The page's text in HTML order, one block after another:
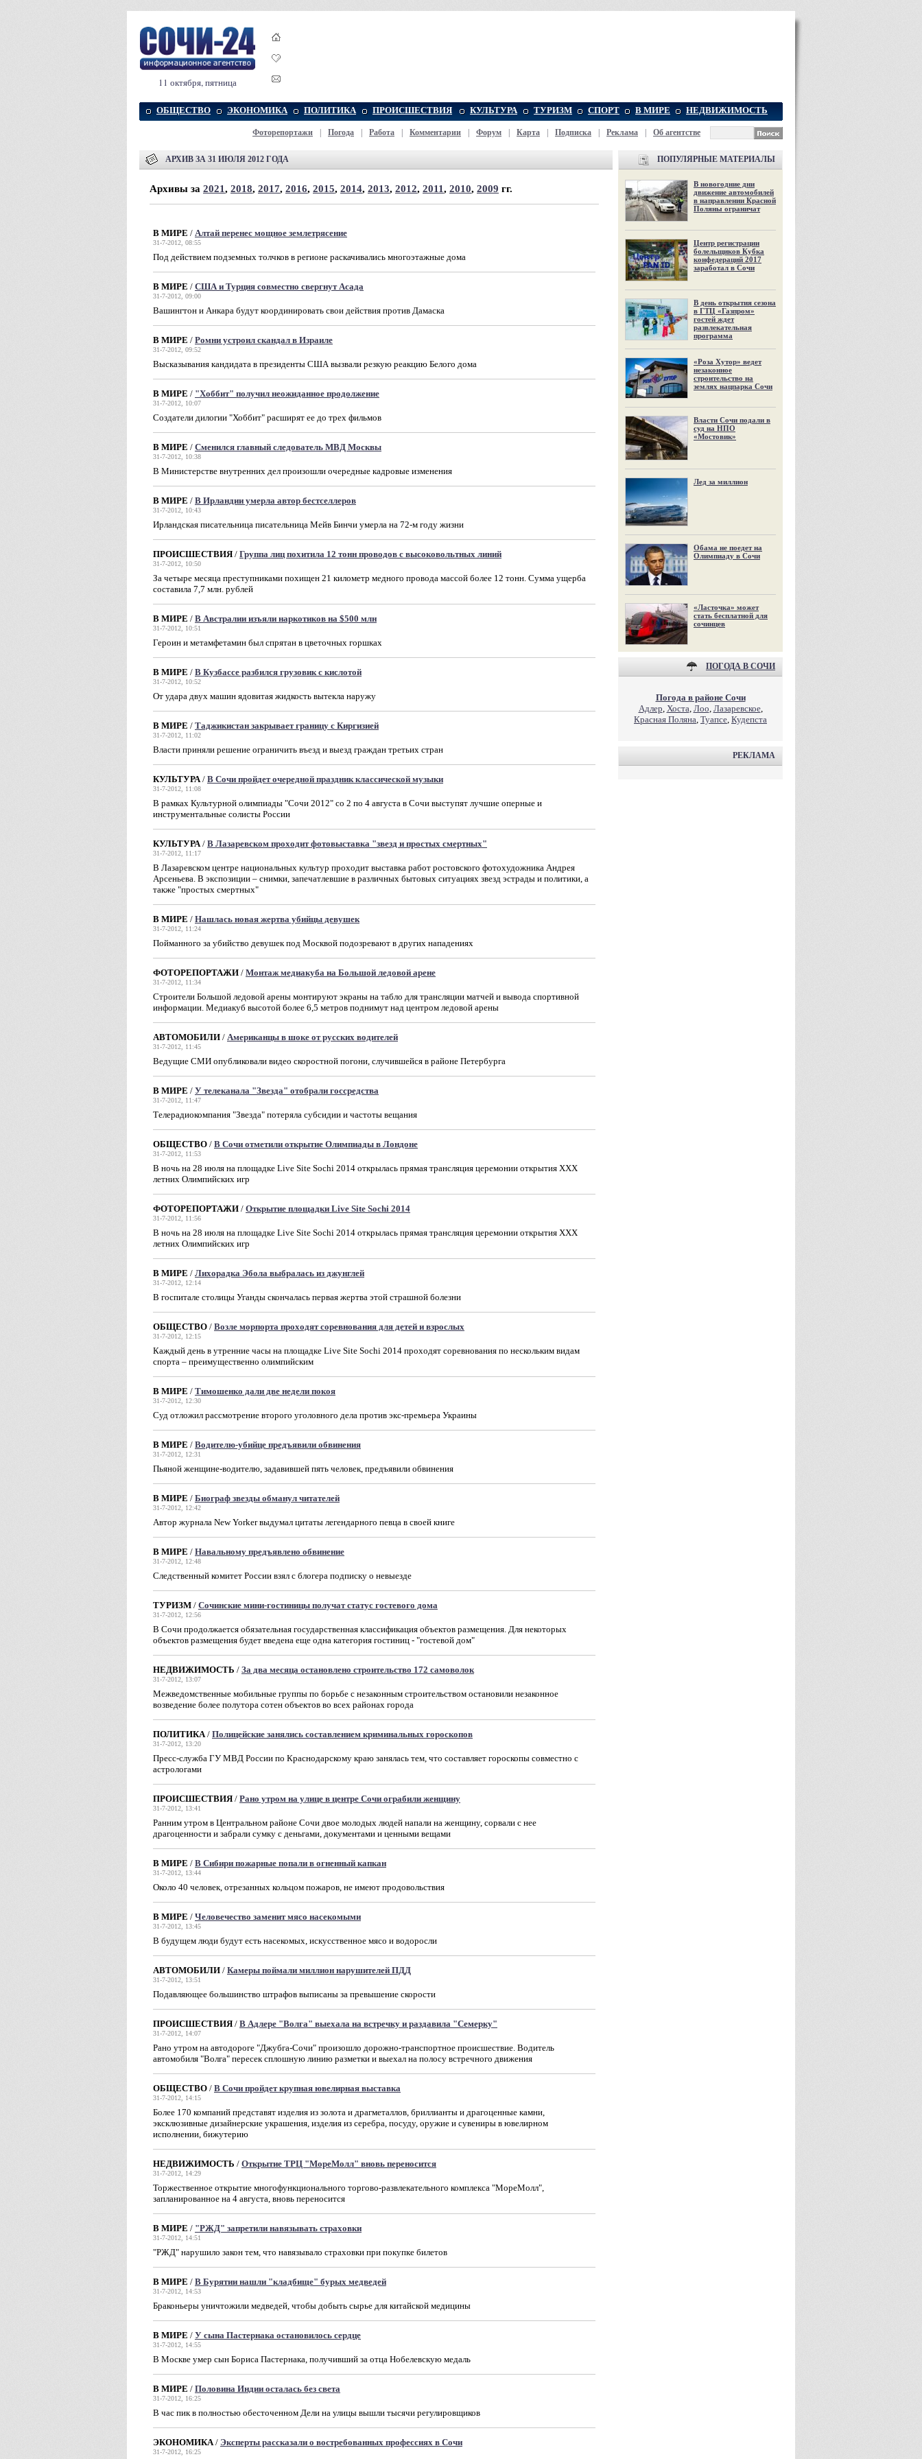
11 октября, пятница
ОБЩЕСТВО ЭКОНОМИКА ПОЛИТИКА ПРОИСШЕСТВИЯ КУЛЬТУРА ТУРИЗМ СПОРТ В МИРЕ НЕДВИЖИМОСТЬ
Фоторепортажи Погода Работа Комментарии Форум Карта Подписка Реклама Об агентстве
АРХИВ ЗА 31 ИЮЛЯ 2012 ГОДА
Архивы за 2021, 2018, 2017, 2016, 2015, 2014, 2013, 2012, 2011, 2010, 2009 гг.
В МИРЕ / Алтай перенес мощное землетрясение
31-7-2012, 08:55
Под действием подземных толчков в регионе раскачивались многоэтажные дома
В МИРЕ / США и Турция совместно свергнут Асада
31-7-2012, 09:00
Вашингтон и Анкара будут координировать свои действия против Дамаска
В МИРЕ / Ромни устроил скандал в Израиле
31-7-2012, 09:52
Высказывания кандидата в президенты США вызвали резкую реакцию Белого дома
В МИРЕ / "Хоббит" получил неожиданное продолжение
31-7-2012, 10:07
Создатели дилогии "Хоббит" расширят ее до трех фильмов
В МИРЕ / Сменился главный следователь МВД Москвы
31-7-2012, 10:38
В Министерстве внутренних дел произошли очередные кадровые изменения
В МИРЕ / В Ирландии умерла автор бестселлеров
31-7-2012, 10:43
Ирландская писательница писательница Мейв Бинчи умерла на 72-м году жизни
ПРОИСШЕСТВИЯ / Группа лиц похитила 12 тонн проводов с высоковольтных линий
31-7-2012, 10:50
За четыре месяца преступниками похищен 21 километр медного провода массой более 12 тонн. Сумма ущерба
составила 7,7 млн. рублей
В МИРЕ / В Австралии изъяли наркотиков на $500 млн
31-7-2012, 10:51
Героин и метамфетамин был спрятан в цветочных горшках
В МИРЕ / В Кузбассе разбился грузовик с кислотой
31-7-2012, 10:52
От удара двух машин ядовитая жидкость вытекла наружу
В МИРЕ / Таджикистан закрывает границу с Киргизией
31-7-2012, 11:02
Власти приняли решение ограничить въезд и выезд граждан третьих стран
КУЛЬТУРА/ В Сочи пройдет очередной праздник классической музыки
31-7-2012, 11:08
В рамках Культурной олимпиады "Сочи 2012" со 2 по 4 августа в Сочи выступят лучшие оперные и
инструментальные солисты России
КУЛЬТУРА/ В Лазаревском проходит фотовыставка "звезд и простых смертных"
31-7-2012, 11:17
В Лазаревском центре национальных культур проходит выставка работ ростовского фотохудожника Андрея
Арсеньева. В экспозиции – снимки, запечатлевшие в различных бытовых ситуациях звезд эстрады и политики, а
также "простых смертных"
В МИРЕ / Нашлась новая жертва убийцы девушек
31-7-2012, 11:24
Пойманного за убийство девушек под Москвой подозревают в других нападениях
ФОТОРЕПОРТАЖИ / Монтаж медиакуба на Большой ледовой арене
31-7-2012, 11:34
Строители Большой ледовой арены монтируют экраны на табло для трансляции матчей и вывода спортивной
информации. Медиакуб высотой более 6,5 метров поднимут над центром ледовой арены
АВТОМОБИЛИ / Американцы в шоке от русских водителей
31-7-2012, 11:45
Ведущие СМИ опубликовали видео скоростной погони, случившейся в районе Петербурга
В МИРЕ / У телеканала "Звезда" отобрали госсредства
31-7-2012, 11:47
Телерадиокомпания "Звезда" потеряла субсидии и частоты вещания
ОБЩЕСТВО / В Сочи отметили открытие Олимпиады в Лондоне
31-7-2012, 11:53
В ночь на 28 июля на площадке Live Site Sochi 2014 открылась прямая трансляция церемонии открытия XXX
летних Олимпийских игр
ФОТОРЕПОРТАЖИ / Открытие площадки Live Site Sochi 2014
31-7-2012, 11:56
В ночь на 28 июля на площадке Live Site Sochi 2014 открылась прямая трансляция церемонии открытия XXX
летних Олимпийских игр
В МИРЕ / Лихорадка Эбола выбралась из джунглей
31-7-2012, 12:14
В госпитале столицы Уганды скончалась первая жертва этой страшной болезни
ОБЩЕСТВО / Возле морпорта проходят соревнования для детей и взрослых
31-7-2012, 12:15
Каждый день в утренние часы на площадке Live Site Sochi 2014 проходят соревнования по нескольким видам
спорта – преимущественно олимпийским
В МИРЕ / Тимошенко дали две недели покоя
31-7-2012, 12:30
Суд отложил рассмотрение второго уголовного дела против экс-премьера Украины
В МИРЕ / Водителю-убийце предъявили обвинения
31-7-2012, 12:31
Пьяной женщине-водителю, задавившей пять человек, предъявили обвинения
В МИРЕ / Биограф звезды обманул читателей
31-7-2012, 12:42
Aвтор журнала New Yorker выдумал цитаты легендарного певца в своей книге
В МИРЕ / Навальному предъявлено обвинение
31-7-2012, 12:48
Следственный комитет России взял с блогера подписку о невыезде
ТУРИЗМ / Сочинские мини-гостиницы получат статус гостевого дома
31-7-2012, 12:56
В Сочи продолжается обязательная государственная классификация объектов размещения. Для некоторых
объектов размещения будет введена еще одна категория гостиниц - "гостевой дом"
НЕДВИЖИМОСТЬ / За два месяца остановлено строительство 172 самоволок
31-7-2012, 13:07
Межведомственные мобильные группы по борьбе с незаконным строительством остановили незаконное
возведение более полутора сотен объектов во всех районах города
ПОЛИТИКА/ Полицейские занялись составлением криминальных гороскопов
31-7-2012, 13:20
Пресс-служба ГУ МВД России по Краснодарскому краю занялась тем, что составляет гороскопы совместно с
астрологами
ПРОИСШЕСТВИЯ / Рано утром на улице в центре Сочи ограбили женщину
31-7-2012, 13:41
Ранним утром в Центральном районе Сочи двое молодых людей напали на женщину, сорвали с нее
драгоценности и забрали сумку с деньгами, документами и ценными вещами
В МИРЕ / В Сибири пожарные попали в огненный капкан
31-7-2012, 13:44
Около 40 человек, отрезанных кольцом пожаров, не имеют продовольствия
В МИРЕ / Человечество заменит мясо насекомыми
31-7-2012, 13:45
В будущем люди будут есть насекомых, искусственное мясо и водоросли
АВТОМОБИЛИ / Камеры поймали миллион нарушителей ПДД
31-7-2012, 13:51
Подавляющее большинство штрафов выписаны за превышение скорости
ПРОИСШЕСТВИЯ / В Адлере "Волга" выехала на встречку и раздавила "Семерку"
31-7-2012, 14:07
Рано утром на автодороге "Джубга-Сочи" произошло дорожно-транспортное происшествие. Водитель
автомобиля "Волга" пересек сплошную линию разметки и выехал на полосу встречного движения
ОБЩЕСТВО / В Сочи пройдет крупная ювелирная выставка
31-7-2012, 14:15
Более 170 компаний представят изделия из золота и драгметаллов, бриллианты и драгоценные камни,
эксклюзивные дизайнерские украшения, изделия из серебра, посуду, оружие и сувениры в ювелирном
исполнении, бижутерию
НЕДВИЖИМОСТЬ / Открытие ТРЦ "МореМолл" вновь переносится
31-7-2012, 14:29
Торжественное открытие многофункционального торгово-развлекательного комплекса "МореМолл",
запланированное на 4 августа, вновь переносится
В МИРЕ / "РЖД" запретили навязывать страховки
31-7-2012, 14:51
"РЖД" нарушило закон тем, что навязывало страховки при покупке билетов
В МИРЕ / В Бурятии нашли "кладбище" бурых медведей
31-7-2012, 14:53
Браконьеры уничтожили медведей, чтобы добыть сырье для китайской медицины
В МИРЕ / У сына Пастернака остановилось сердце
31-7-2012, 14:55
В Москве умер сын Бориса Пастернака, получивший за отца Нобелевскую медаль
В МИРЕ / Половина Индии осталась без света
31-7-2012, 16:25
В час пик в полностью обесточенном Дели на улицы вышли тысячи регулировщиков
ЭКОНОМИКА/ Эксперты рассказали о востребованных профессиях в Сочи
31-7-2012, 16:25
ПОПУЛЯРНЫЕ МАТЕРИАЛЫ
В новогодние дни
движение автомобилей
в направлении Красной
Поляны ограничат
Центр регистрации
болельщиков Кубка
конфедераций 2017
заработал в Сочи
В день открытия сезона
в ГТЦ «Газпром»
гостей ждет
развлекательная
программа
«Роза Хутор» ведет
незаконное
строительство на
землях нацпарка Сочи
Власти Сочи подали в
суд на НПО
«Мостовик»
Лед за миллион
Обама не поедет на
Олимпиаду в Сочи
«Ласточка» может
стать бесплатной для
сочинцев
ПОГОДА В СОЧИ
Погода в районе Сочи
Адлер, Хоста, Лоо, Лазаревское,
Красная Поляна, Туапсе, Кудепста
РЕКЛАМА